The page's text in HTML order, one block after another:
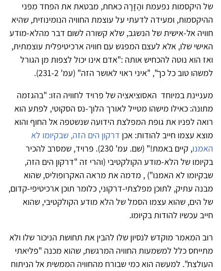
של היקסמות נפעמת והַזָּרָה כאחת, מבטאת את הפחד מפני
ההיקסמות, ומעידה לדעתי על עוצמת החוויה הנומינוזית, שהיא
חוויה אל-אישית של הנשגב, שלא קשורה לשום דבר מהלא-מודע
האישי שלו, אלא לעצם המפגש עם חוויה ארכיטיפלית עוצמתית,
ואז הוא נוטה להכחיש אותה :"אדם אינו יכול לצפות מן הגורל
למשהו טוב כל כך", "איני ראוי לאושר הזה" (עמ' 231-2).
מעניינת במיוחד האסוציאציה של פרויד לחוויה הזו: "בהגזמה
מתונה: כאילו מישהו מטייל לאורך הלוך-נס הסקוטי, לפתע הוא
רואה לפניו את גופת המפלצת הידועה שנשטפה אל החוף והוא
מוצא עצמו חייב להודות: אכן דרקון הים הזה, שבקיומו לא
האמנו
, קיים באמת!" (שם. עמ' 230). פרויד, שמסרב להכיר
בקיומו של הלא-מודע הקולקטיבי (והרי זה "דרקון הים הזה,
שבקיומו לא האמנו") , מדמה את מראה האקרופוליס, שהוא
מבנה עתיק, לתוכן מפלצתי-דרקוני, כלומר תוכן ארכיטיפי-קדום,
של הים, שהוא עצמו הסמל של הלא מודע הקולקטיבי, שהוא
חייב עכשיו להודות בקיומו.
רוב המאמר מוקדש לנסיון שלו להבין את תחושת הניכור שלו ולא
מתייחס כלל למשמעות החוויה המרגשת, שהוא מכנה "פליאתי
העולצת". למעשה הוא כמי שבורח מהחוויה הממשית אל הניתוח